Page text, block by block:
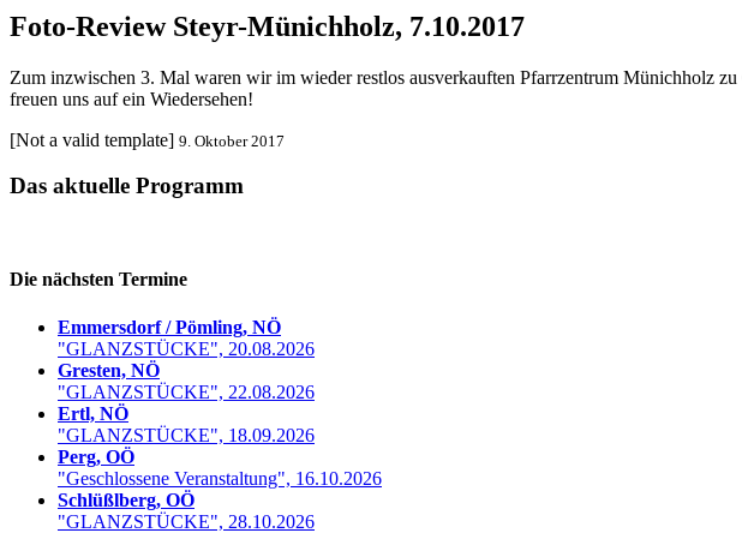
Foto-Review Steyr-Münichholz, 7.10.2017
Zum inzwischen 3. Mal waren wir im wieder restlos ausverkauften Pfarrzentrum Münichholz
freuen uns auf ein Wiedersehen!
[Not a valid template] 9. Oktober 2017
Das aktuelle Programm
Die nächsten Termine
Emmersdorf / Pömling, NÖ
"GLANZSTÜCKE", 20.08.2026
Gresten, NÖ
"GLANZSTÜCKE", 22.08.2026
Ertl, NÖ
"GLANZSTÜCKE", 18.09.2026
Perg, OÖ
"Geschlossene Veranstaltung", 16.10.2026
Schlüßlberg, OÖ
"GLANZSTÜCKE", 28.10.2026